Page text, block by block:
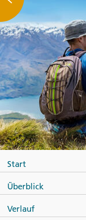
Start
Überblick
Verlauf